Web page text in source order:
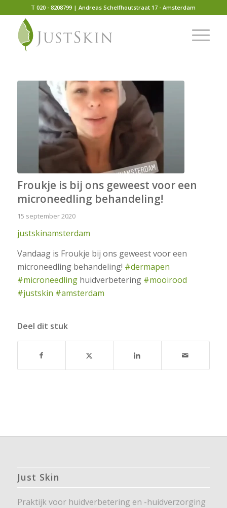
T 020 - 8208799 | Andreas Schelfhoutstraat 17 - Amsterdam
Froukje is bij ons geweest voor een
microneedling behandeling!
15 september 2020
justskinamsterdam
Vandaag is Froukje bij ons geweest voor een
microneedling behandeling! #dermapen
#microneedlinghuidverbetering #mooirood
#justskin #amsterdam
Deel dit stuk
Just Skin
Praktijk voor huidverbetering en -huidverzorging